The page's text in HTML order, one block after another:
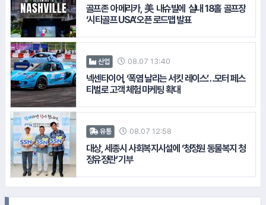
골프존 아메리카, 美 내슈빌에 실내 18홀 골프장
‘시티골프 USA’ 오픈 로드맵 발표
산업 08.07 13:40
넥센타이어, ‘폭염 날리는 서킷 레이스’…모터 페스
티벌로 고객 체험 마케팅 확대
유통 08.07 12:58
대상, 세종시 사회복지시설에 ‘청정원 동물복지 청
정유정란’ 기부